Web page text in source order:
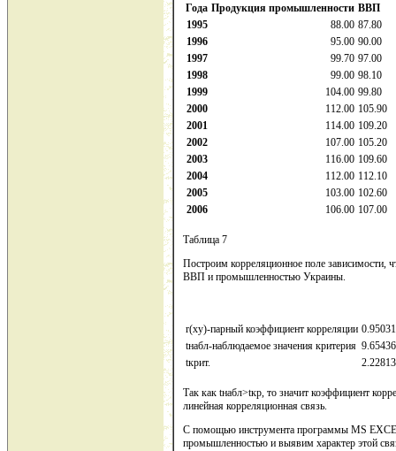
Года Продукция промышленности ВВП
1995
88.00 87.80
1996
95.00 90.00
1997
99.70 97.00
1998
99.00 98.10
1999
104.00 99.80
2000
112.00 105.90
2001
114.00 109.20
2002
107.00 105.20
2003
116.00 109.60
2004
112.00 112.10
2005
103.00 102.60
2006
106.00 107.00
Таблица 7
Построим корреляционное поле зависимости,
ВВП и промышленностью Украины.
r(ху)-парный коэффициент корреляции
tнабл-наблюдаемое значения критерия
tкрит.
Так как tнабл>tкр, то значит коэффициент
линейная корреляционная связь.
С помощью инструмента программы MS
промышленностью и выявим характер этой